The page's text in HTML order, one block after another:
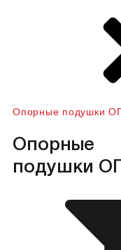
Опорные подушки
Опорные
подушки